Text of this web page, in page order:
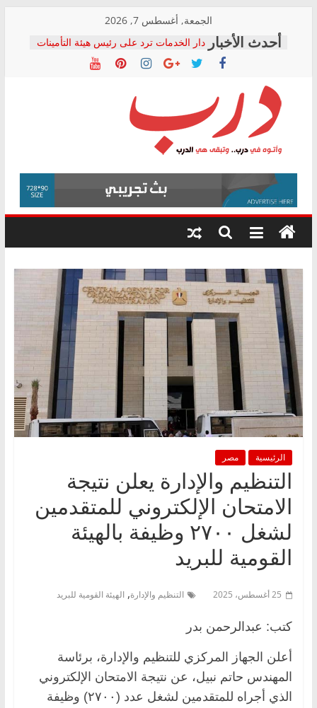
content
الجمعة, أغسطس 7, 2026
دار الخدمات ترد على رئيس هيئة التأمينات
بعد مؤتمره الصحفي: إنكار الأزمة لا ينهي
معاناة أصحاب المعاشات.. ونطالب بكشف
فرحات سليمان يكتب: القطاع الصحي إلى
أين؟
حزب التحالف الشعبي يطلق لجنة “الحق
في الصحة” بالإسكندرية لرصد الانتهاكات
ودعم المرضى
الوزاري لمدينة الصحفيين.. وانتهاء أعمال
إنشاء المبنى الإداري
المجلس القومي لحقوق الإنسان يعلن
متابعة قضية الدكتور محمد زهران.. ويؤكد:
قرينة البراءة وضمانات المحاكمة العادلة
درب
وأتوه
درب..
وتبقى
هي
الرئيسية مصر
التنظيم والإدارة يعلن نتيجة
الامتحان الإلكتروني للمتقدمين
لشغل ٢٧٠٠ وظيفة بالهيئة
القومية للبريد
25 أغسطس، 2025 التنظيم والإدارة, الهيئة القومية للبريد
كتب: عبدالرحمن بدر
أعلن الجهاز المركزي للتنظيم والإدارة، برئاسة
المهندس حاتم نبيل، عن نتيجة الامتحان الإلكتروني
الذي أجراه للمتقدمين لشغل عدد (٢٧٠٠) وظيفة